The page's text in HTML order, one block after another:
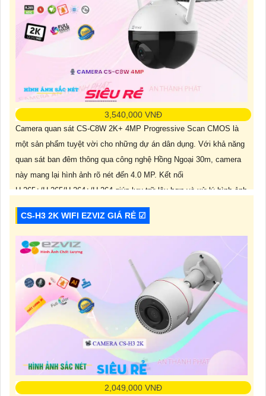
3,540,000 VNĐ
Camera quan sát CS-C8W 2K+ 4MP Progressive Scan CMOS là
một sản phẩm tuyệt vời cho những dự án dân dụng. Với khả năng
quan sát ban đêm thông qua công nghệ Hồng Ngoại 30m, camera
này mang lại hình ảnh rõ nét đến 4.0 MP. Kết nối
H.265+/H.265/H.264+/H.264 giúp lưu trữ lâu hơn và xử lý hình ảnh
thiếu
CS-H3 2K WIFI EZVIZ GIÁ RẺ ☑
2,049,000 VNĐ